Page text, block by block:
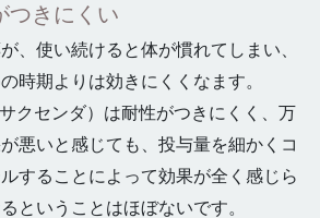
つきにくい
、使い続けると体が慣れてしまい、
時期よりは効きにくくなます。
クセンダ）は耐性がつきにくく、万
悪いと感じても、投与量を細かくコ
することによって効果が全く感じら
ということはほぼないです。